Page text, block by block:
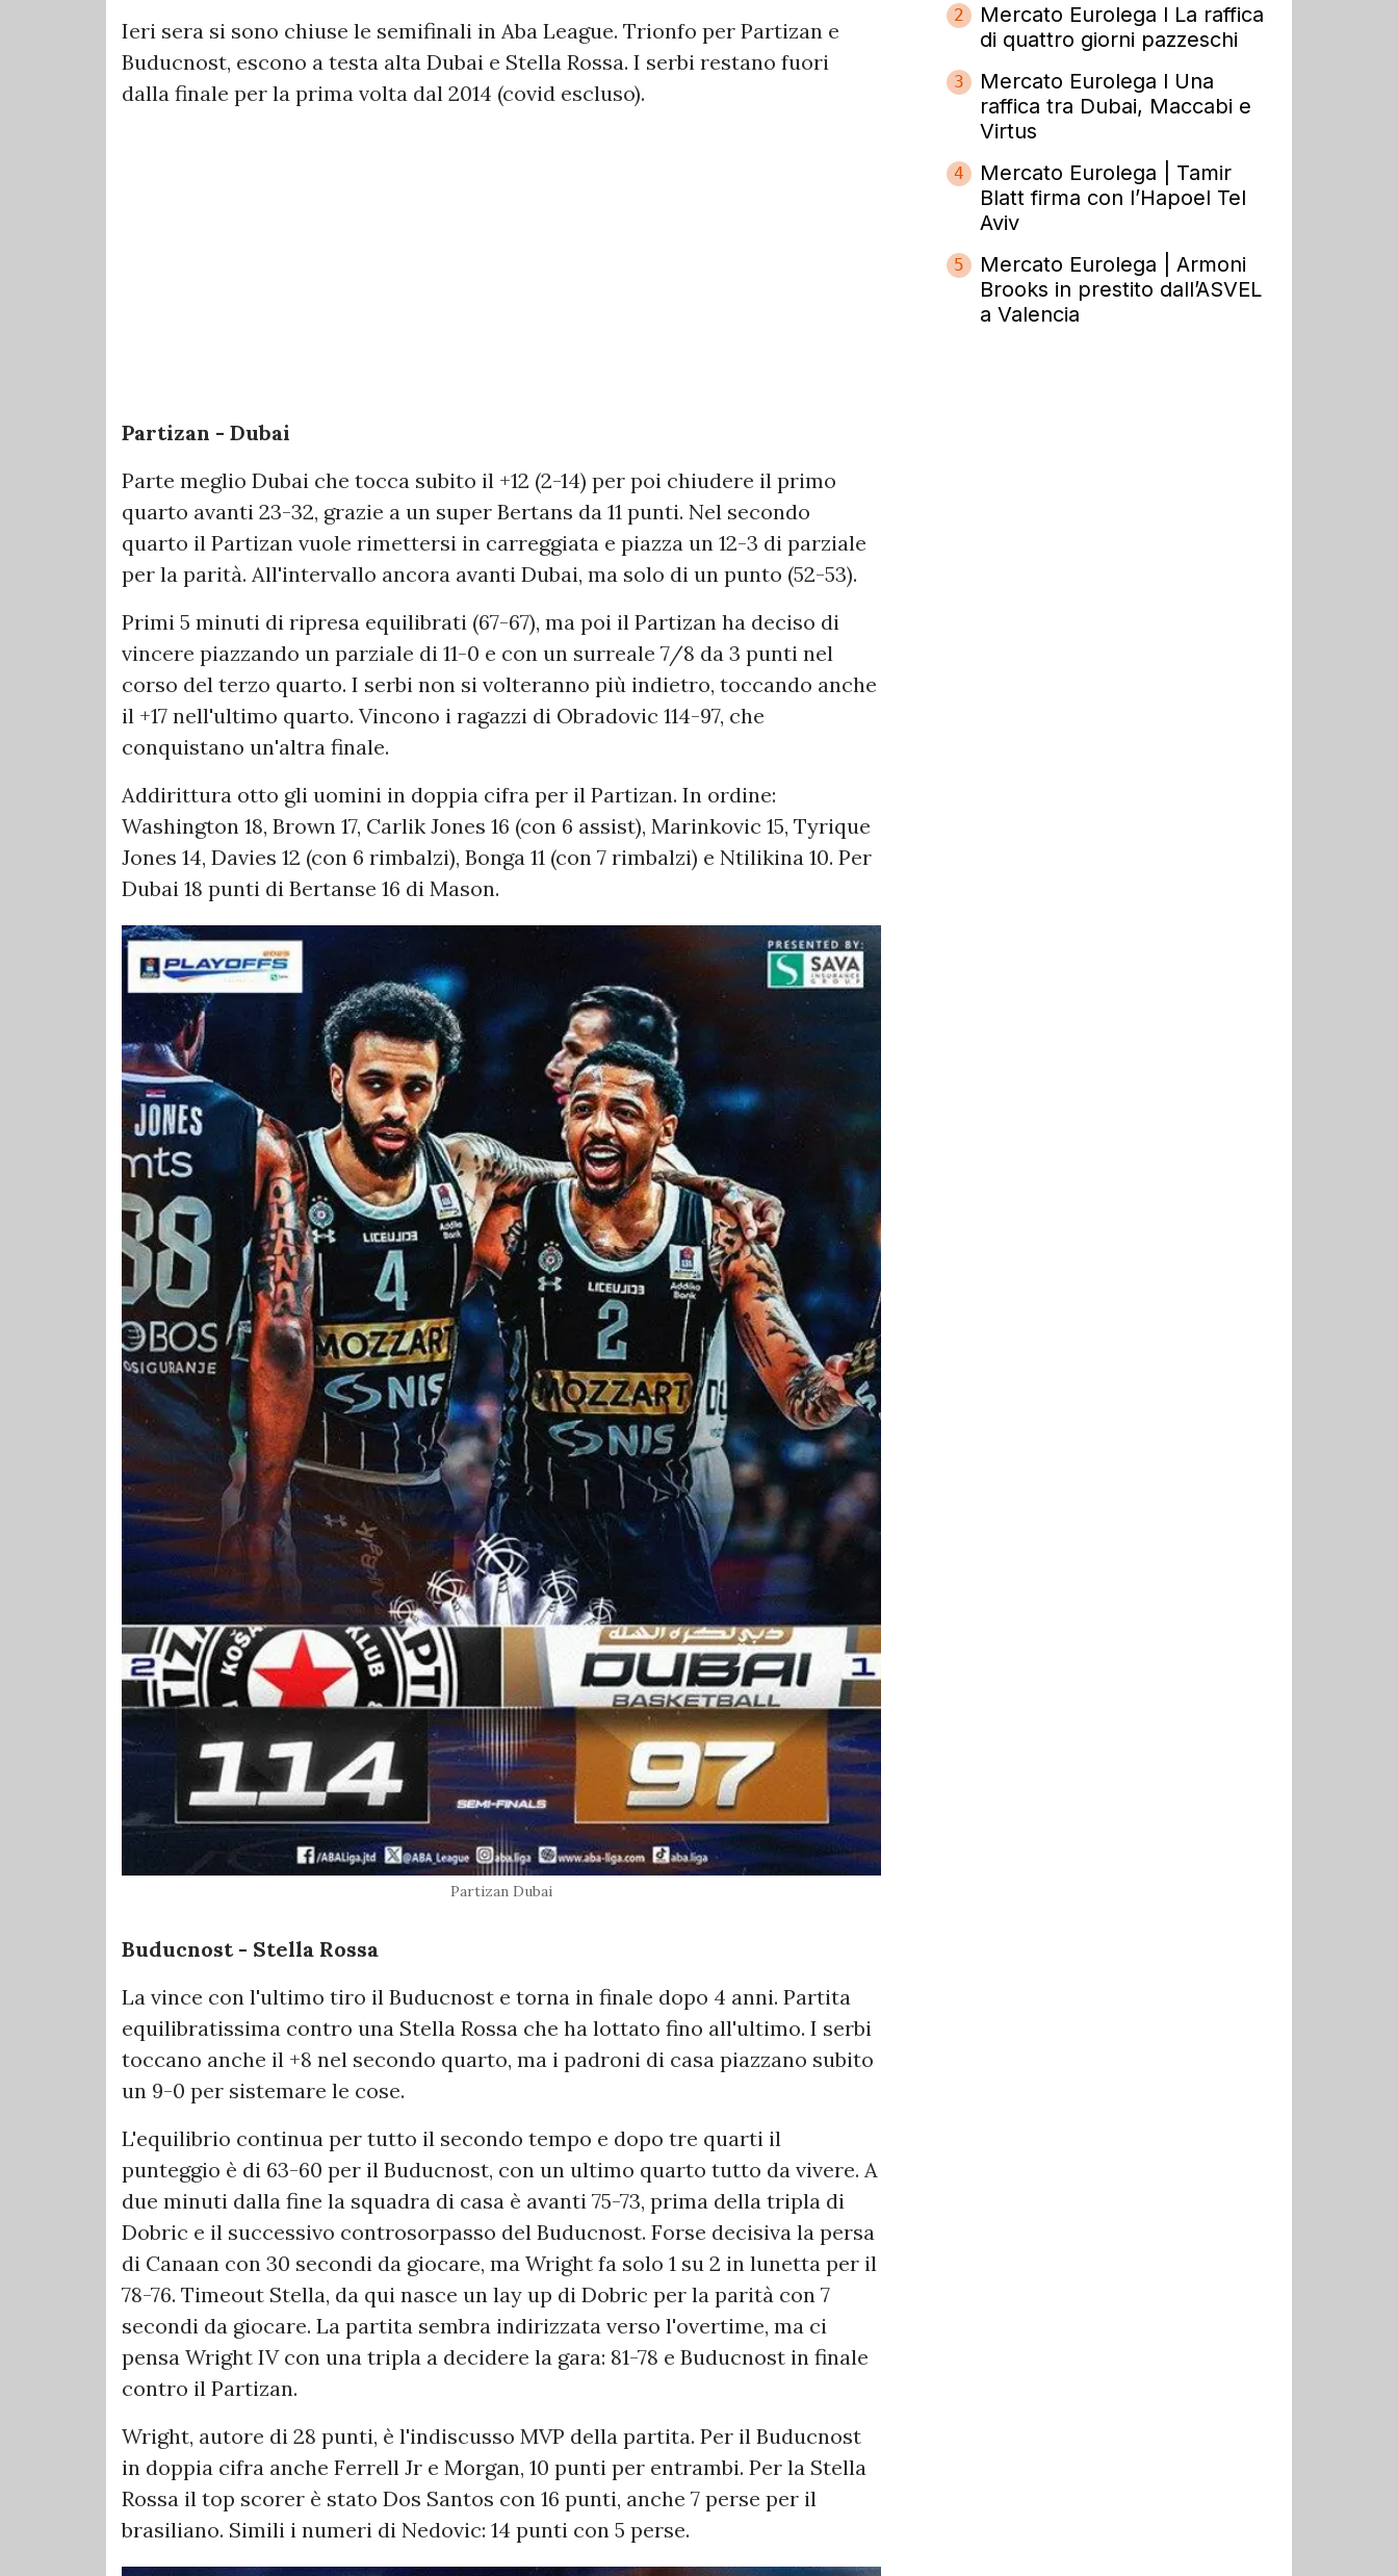
Ieri sera si sono chiuse le semifinali in Aba League. Trionfo per Partizan e
Buducnost, escono a testa alta Dubai e Stella Rossa. I serbi restano fuori
dalla finale per la prima volta dal 2014 (covid escluso).
Partizan - Dubai
Parte meglio Dubai che tocca subito il +12 (2-14) per poi chiudere il primo
quarto avanti 23-32, grazie a un super Bertans da 11 punti. Nel secondo
quarto il Partizan vuole rimettersi in carreggiata e piazza un 12-3 di parziale
per la parità. All'intervallo ancora avanti Dubai, ma solo di un punto (52-53).
Primi 5 minuti di ripresa equilibrati (67-67), ma poi il Partizan ha deciso di
vincere piazzando un parziale di 11-0 e con un surreale 7/8 da 3 punti nel
corso del terzo quarto. I serbi non si volteranno più indietro, toccando anche
il +17 nell'ultimo quarto. Vincono i ragazzi di Obradovic 114-97, che
conquistano un'altra finale.
Addirittura otto gli uomini in doppia cifra per il Partizan. In ordine:
Washington 18, Brown 17, Carlik Jones 16 (con 6 assist), Marinkovic 15, Tyrique
Jones 14, Davies 12 (con 6 rimbalzi), Bonga 11 (con 7 rimbalzi) e Ntilikina 10. Per
Dubai 18 punti di Bertanse 16 di Mason.
Partizan Dubai
Buducnost - Stella Rossa
La vince con l'ultimo tiro il Buducnost e torna in finale dopo 4 anni. Partita
equilibratissima contro una Stella Rossa che ha lottato fino all'ultimo. I serbi
toccano anche il +8 nel secondo quarto, ma i padroni di casa piazzano subito
un 9-0 per sistemare le cose.
L'equilibrio continua per tutto il secondo tempo e dopo tre quarti il
punteggio è di 63-60 per il Buducnost, con un ultimo quarto tutto da vivere. A
due minuti dalla fine la squadra di casa è avanti 75-73, prima della tripla di
Dobric e il successivo controsorpasso del Buducnost. Forse decisiva la persa
di Canaan con 30 secondi da giocare, ma Wright fa solo 1 su 2 in lunetta per il
78-76. Timeout Stella, da qui nasce un lay up di Dobric per la parità con 7
secondi da giocare. La partita sembra indirizzata verso l'overtime, ma ci
pensa Wright IV con una tripla a decidere la gara: 81-78 e Buducnost in finale
contro il Partizan.
Wright, autore di 28 punti, è l'indiscusso MVP della partita. Per il Buducnost
in doppia cifra anche Ferrell Jr e Morgan, 10 punti per entrambi. Per la Stella
Rossa il top scorer è stato Dos Santos con 16 punti, anche 7 perse per il
brasiliano. Simili i numeri di Nedovic: 14 punti con 5 perse.
2
Mercato Eurolega l La raffica
di quattro giorni pazzeschi
3
Mercato Eurolega l Una
raffica tra Dubai, Maccabi e
Virtus
4
Mercato Eurolega | Tamir
Blatt firma con l’Hapoel Tel
Aviv
5
Mercato Eurolega | Armoni
Brooks in prestito dall’ASVEL
a Valencia